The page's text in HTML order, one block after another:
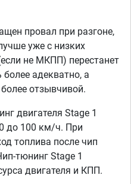
провал при разгоне,
уже с низких
не МКПП) перестанет
адекватно, а
отзывчивой.
двигателя Stage 1
до 100 км/ч. При
топлива после чип
тюнинг Stage 1
двигателя и КПП.